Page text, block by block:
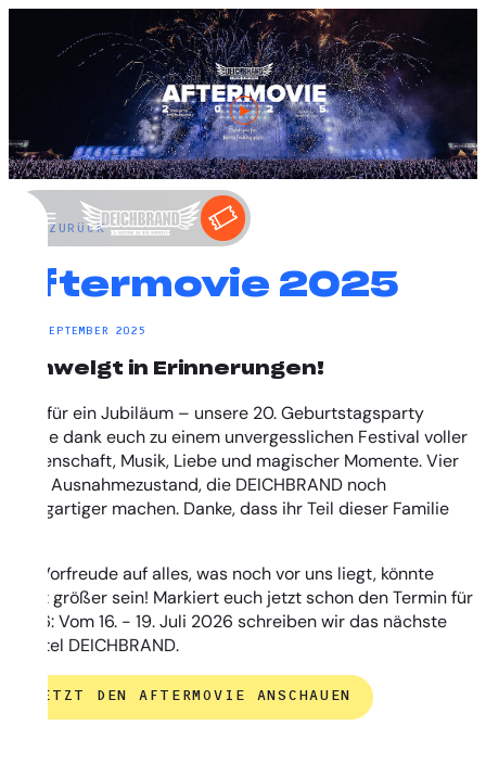
ZURÜCK
Aftermovie 2025
17. SEPTEMBER 2025
Schwelgt in Erinnerungen!
Was für ein Jubiläum – unsere 20. Geburtstagsparty
wurde dank euch zu einem unvergesslichen Festival voller
Leidenschaft, Musik, Liebe und magischer Momente. Vier
Tage Ausnahmezustand, die DEICHBRAND noch
einzigartiger machen. Danke, dass ihr Teil dieser Familie
Die Vorfreude auf alles, was noch vor uns liegt, könnte
nicht größer sein! Markiert euch jetzt schon den Termin für
2026: Vom 16. - 19. Juli 2026 schreiben wir das nächste
Kapitel DEICHBRAND.
JETZT DEN AFTERMOVIE ANSCHAUEN